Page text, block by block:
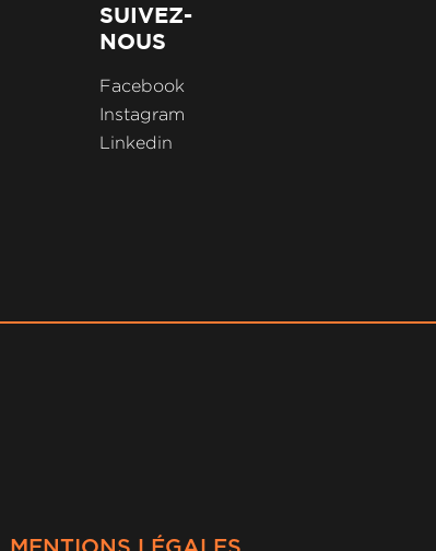
SUIVEZ-
NOUS
Facebook
Instagram
Linkedin